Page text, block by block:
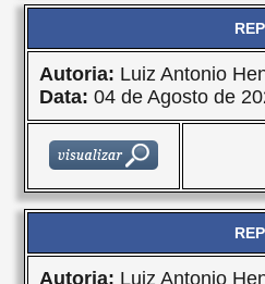
Autoria: Luiz Antonio
Data: 04 de Agosto de
Autoria: Luiz Antonio